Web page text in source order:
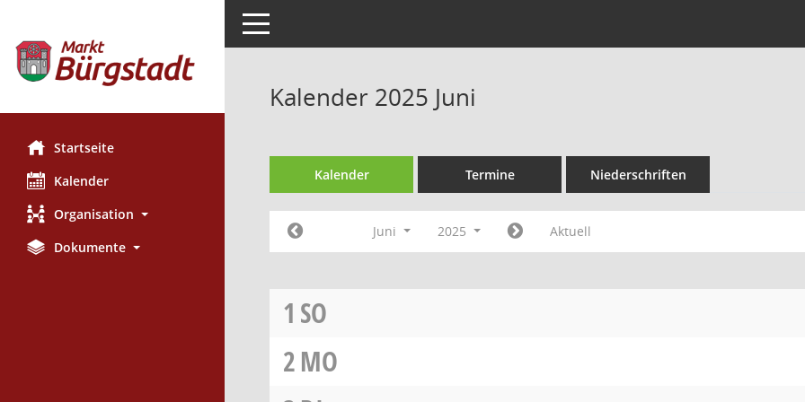
Startseite
Kalender
Organisation
Dokumente
Toggle navigation
Kalender 2025 Juni
Kalender Termine Niederschriften
Juni 2025 Aktuell
1 SO
2MO